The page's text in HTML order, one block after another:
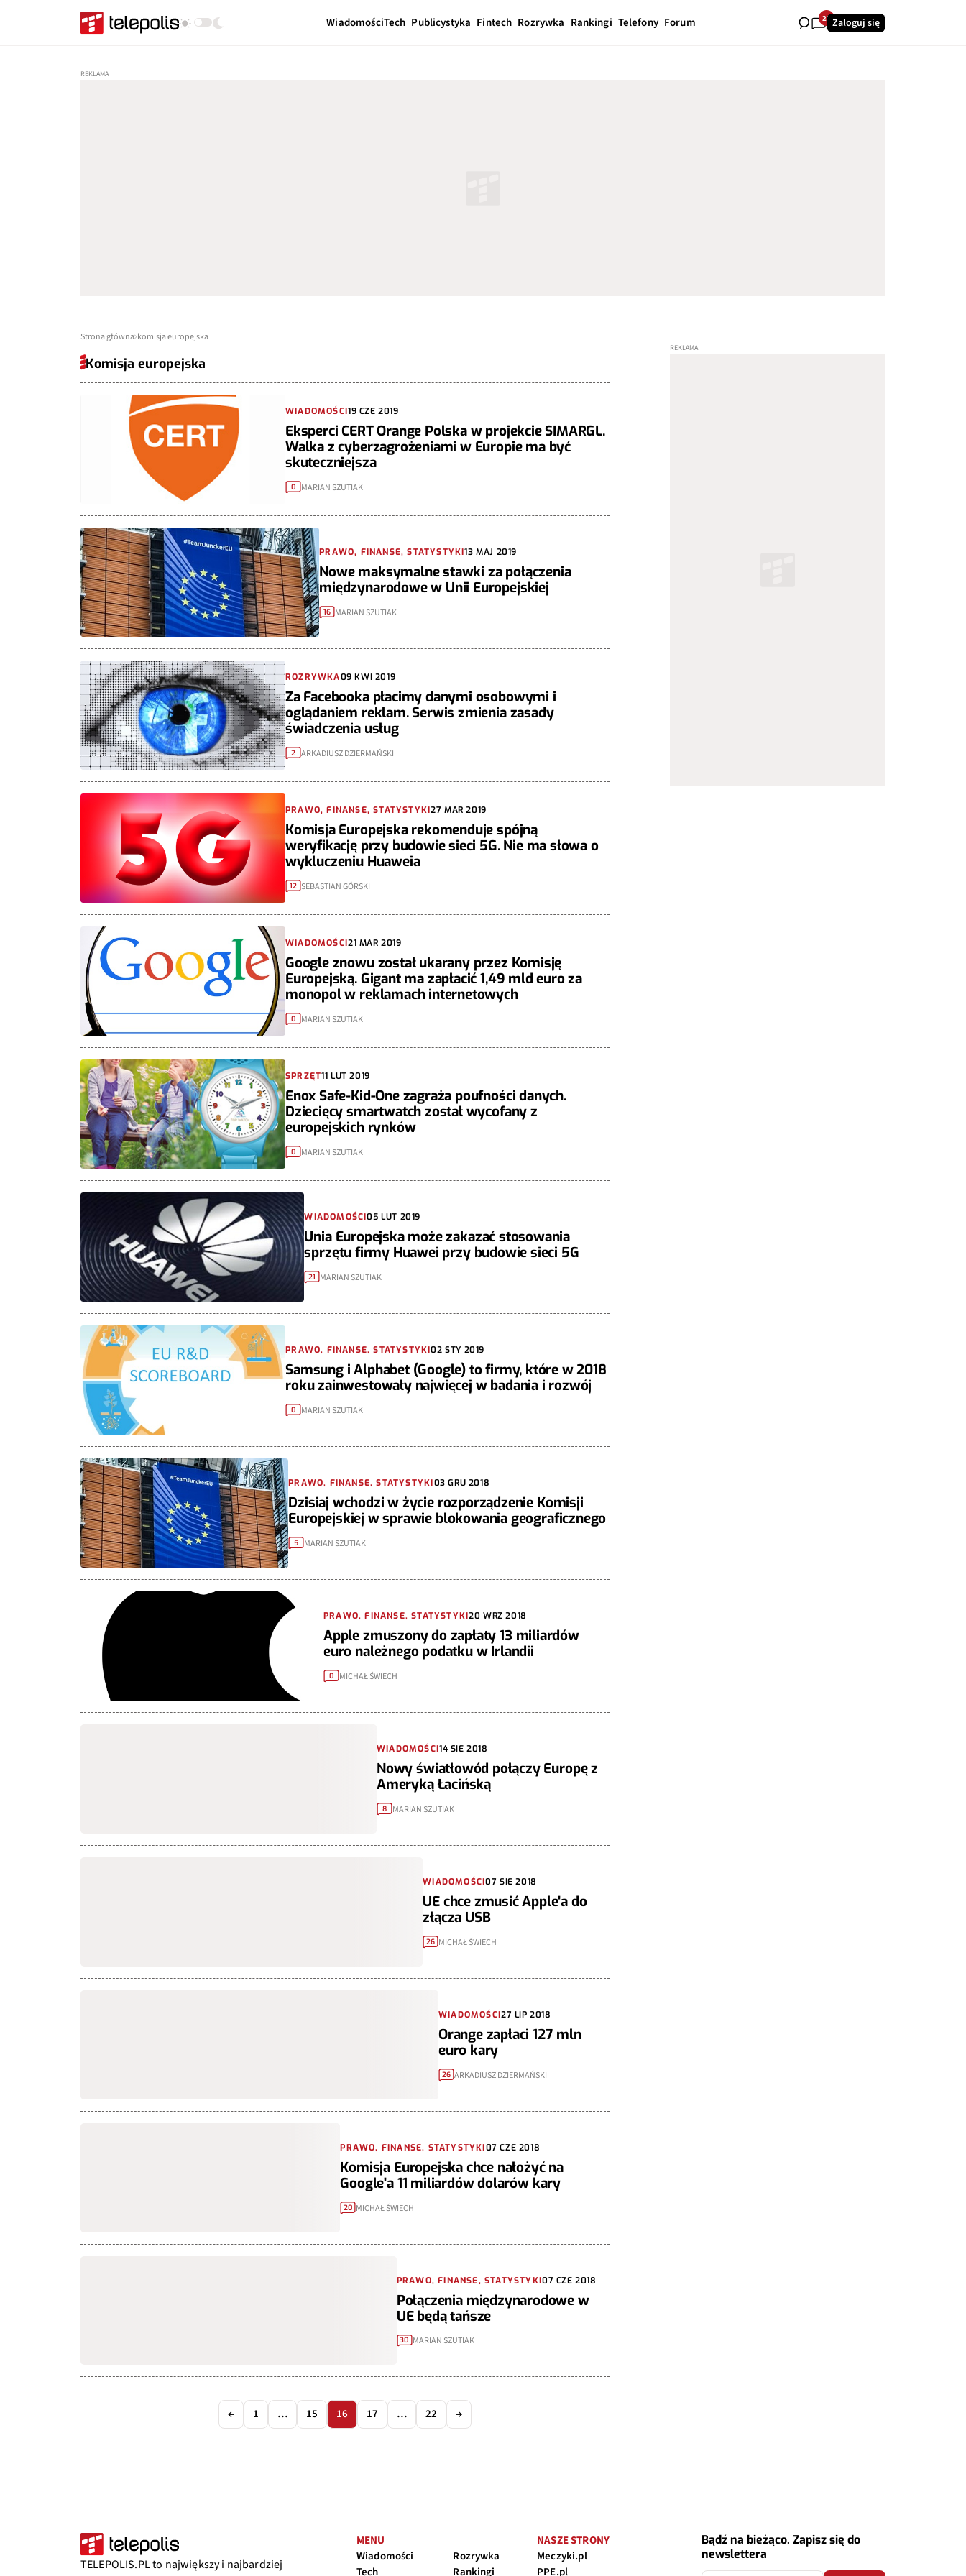
WiadomościTech Publicystyka Fintech Rozrywka Rankingi Telefony Forum 27Zaloguj się
Strona główna komisja europejska
Komisja europejska
WIADOMOŚCI19 CZE 2019
Eksperci CERT Orange Polska w projekcie SIMARGL.
Walka z cyberzagrożeniami w Europie ma być
skuteczniejsza
0 MARIAN SZUTIAK
PRAWO, FINANSE, STATYSTYKI13 MAJ 2019
Nowe maksymalne stawki za połączenia
międzynarodowe w Unii Europejskiej
16 MARIAN SZUTIAK
ROZRYWKA09 KWI 2019
Za Facebooka płacimy danymi osobowymi i
oglądaniem reklam. Serwis zmienia zasady
świadczenia usług
2 ARKADIUSZ DZIERMAŃSKI
PRAWO, FINANSE, STATYSTYKI27 MAR 2019
Komisja Europejska rekomenduje spójną
weryfikację przy budowie sieci 5G. Nie ma słowa o
wykluczeniu Huaweia
12 SEBASTIAN GÓRSKI
WIADOMOŚCI21 MAR 2019
Google znowu został ukarany przez Komisję
Europejską. Gigant ma zapłacić 1,49 mld euro za
monopol w reklamach internetowych
0 MARIAN SZUTIAK
SPRZĘT11 LUT 2019
Enox Safe-Kid-One zagraża poufności danych.
Dziecięcy smartwatch został wycofany z
europejskich rynków
0 MARIAN SZUTIAK
WIADOMOŚCI05 LUT 2019
Unia Europejska może zakazać stosowania
sprzętu firmy Huawei przy budowie sieci 5G
21 MARIAN SZUTIAK
PRAWO, FINANSE, STATYSTYKI02 STY 2019
Samsung i Alphabet (Google) to firmy, które w 2018
roku zainwestowały najwięcej w badania i rozwój
0 MARIAN SZUTIAK
PRAWO, FINANSE, STATYSTYKI03 GRU 2018
Dzisiaj wchodzi w życie rozporządzenie Komisji
Europejskiej w sprawie blokowania geograficznego
5 MARIAN SZUTIAK
PRAWO, FINANSE, STATYSTYKI20 WRZ 2018
Apple zmuszony do zapłaty 13 miliardów
euro należnego podatku w Irlandii
0 MICHAŁ ŚWIECH
WIADOMOŚCI14 SIE 2018
Nowy światłowód połączy Europę z
Ameryką Łacińską
8 MARIAN SZUTIAK
WIADOMOŚCI07 SIE 2018
UE chce zmusić Apple'a do
złącza USB
26 MICHAŁ ŚWIECH
WIADOMOŚCI27 LIP 2018
Orange zapłaci 127 mln
euro kary
26 ARKADIUSZ DZIERMAŃSKI
PRAWO, FINANSE, STATYSTYKI07 CZE 2018
Komisja Europejska chce nałożyć na
Google'a 11 miliardów dolarów kary
20 MICHAŁ ŚWIECH
PRAWO, FINANSE, STATYSTYKI07 CZE 2018
Połączenia międzynarodowe w
UE będą tańsze
30 MARIAN SZUTIAK
← 1 … 15 16 17 … 22 →
TELEPOLIS.PL to największy i najbardziej
MENU
Wiadomości
Tech
Rozrywka
Rankingi
NASZE STRONY
Meczyki.pl
PPE.pl
Bądź na bieżąco. Zapisz się do
newslettera